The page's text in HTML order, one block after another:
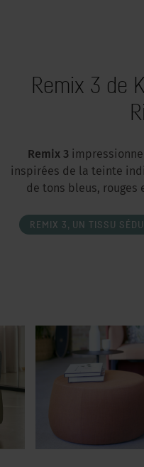
Remix 3 de
Remix 3impressionne
inspirées de la teinte
de tons bleus, rouges
REMIX 3, UN TISSU